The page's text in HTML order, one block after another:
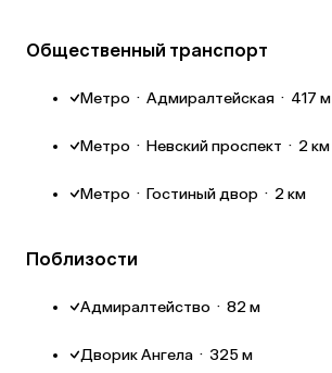
Общественный транспорт
Метро · Адмиралтейская · 417 м
Метро · Невский проспект · 2 км
Метро · Гостиный двор · 2 км
Поблизости
Адмиралтейство · 82 м
Дворик Ангела · 325 м